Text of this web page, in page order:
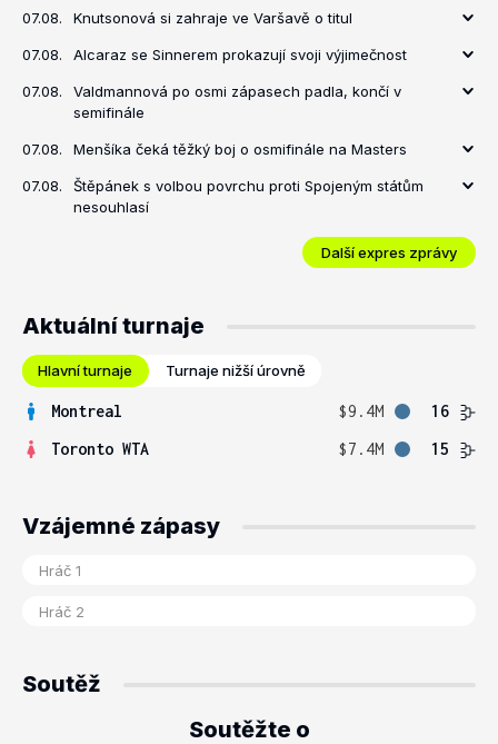
07.08. Knutsonová si zahraje ve Varšavě o titul
07.08. Alcaraz se Sinnerem prokazují svoji výjimečnost
07.08.
Valdmannová po osmi zápasech padla, končí v
semifinále
07.08. Menšíka čeká těžký boj o osmifinále na Masters
07.08.
Štěpánek s volbou povrchu proti Spojeným státům
nesouhlasí
Další expres zprávy
Aktuální turnaje
Hlavní turnaje Turnaje nižší úrovně
Montreal $9.4M
16
Toronto WTA
$7.4M 15
Vzájemné zápasy
Soutěž
Soutěžte o